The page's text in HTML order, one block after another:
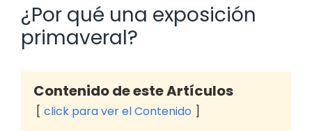
¿Por qué una exposición
primaveral?
Contenido de este Artículos
click para ver el Contenido